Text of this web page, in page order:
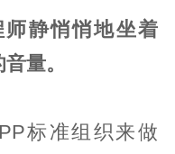
师静悄悄地坐着
量。
标准组织来做